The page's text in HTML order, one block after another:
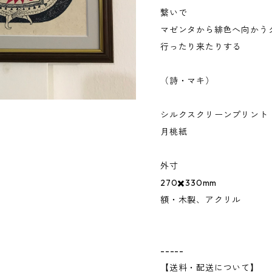
繋いで
マゼンタから緋色へ向かう
行ったり来たりする
（詩・マキ）
シルクスクリーンプリント
月桃紙
外寸
270✖️330mm
額・木製、アクリル
-----
【送料・配送について】